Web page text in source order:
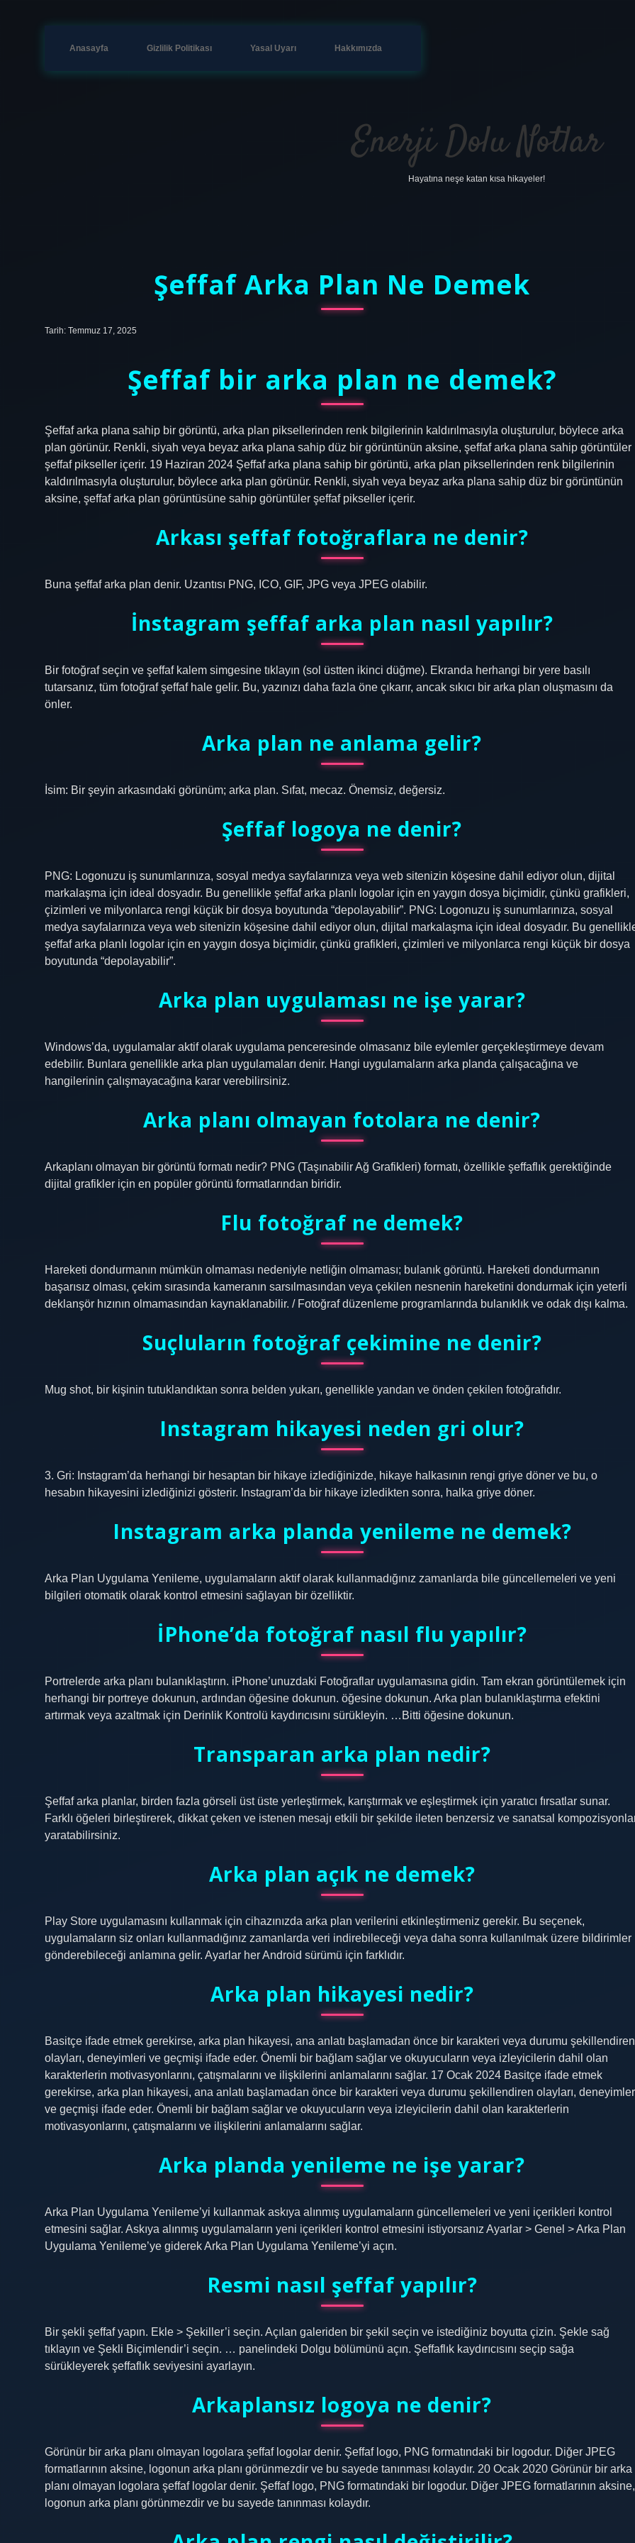
Anasayfa Gizlilik Politikası Yasal Uyarı Hakkımızda
Enerji Dolu Notlar
Hayatına neşe katan kısa hikayeler!
Şeffaf Arka Plan Ne Demek
Tarih: Temmuz 17, 2025
Şeffaf bir arka plan ne demek?
Şeffaf arka plana sahip bir görüntü, arka plan piksellerinden renk bilgilerinin kaldırılmasıyla oluşturulur, böylece arka
plan görünür. Renkli, siyah veya beyaz arka plana sahip düz bir görüntünün aksine, şeffaf arka plana sahip görüntüler
şeffaf pikseller içerir. 19 Haziran 2024 Şeffaf arka plana sahip bir görüntü, arka plan piksellerinden renk bilgilerinin
kaldırılmasıyla oluşturulur, böylece arka plan görünür. Renkli, siyah veya beyaz arka plana sahip düz bir görüntünün
aksine, şeffaf arka plan görüntüsüne sahip görüntüler şeffaf pikseller içerir.
Arkası şeffaf fotoğraflara ne denir?
Buna şeffaf arka plan denir. Uzantısı PNG, ICO, GIF, JPG veya JPEG olabilir.
İnstagram şeffaf arka plan nasıl yapılır?
Bir fotoğraf seçin ve şeffaf kalem simgesine tıklayın (sol üstten ikinci düğme). Ekranda herhangi bir yere basılı
tutarsanız, tüm fotoğraf şeffaf hale gelir. Bu, yazınızı daha fazla öne çıkarır, ancak sıkıcı bir arka plan oluşmasını da
önler.
Arka plan ne anlama gelir?
İsim: Bir şeyin arkasındaki görünüm; arka plan. Sıfat, mecaz. Önemsiz, değersiz.
Şeffaf logoya ne denir?
PNG: Logonuzu iş sunumlarınıza, sosyal medya sayfalarınıza veya web sitenizin köşesine dahil ediyor olun, dijital
markalaşma için ideal dosyadır. Bu genellikle şeffaf arka planlı logolar için en yaygın dosya biçimidir, çünkü grafikleri,
çizimleri ve milyonlarca rengi küçük bir dosya boyutunda “depolayabilir”. PNG: Logonuzu iş sunumlarınıza, sosyal
medya sayfalarınıza veya web sitenizin köşesine dahil ediyor olun, dijital markalaşma için ideal dosyadır. Bu
şeffaf arka planlı logolar için en yaygın dosya biçimidir, çünkü grafikleri, çizimleri ve milyonlarca rengi küçük bir dosya
boyutunda “depolayabilir”.
Arka plan uygulaması ne işe yarar?
Windows’da, uygulamalar aktif olarak uygulama penceresinde olmasanız bile eylemler gerçekleştirmeye devam
edebilir. Bunlara genellikle arka plan uygulamaları denir. Hangi uygulamaların arka planda çalışacağına ve
hangilerinin çalışmayacağına karar verebilirsiniz.
Arka planı olmayan fotolara ne denir?
Arkaplanı olmayan bir görüntü formatı nedir? PNG (Taşınabilir Ağ Grafikleri) formatı, özellikle şeffaflık gerektiğinde
dijital grafikler için en popüler görüntü formatlarından biridir.
Flu fotoğraf ne demek?
Hareketi dondurmanın mümkün olmaması nedeniyle netliğin olmaması; bulanık görüntü. Hareketi dondurmanın
başarısız olması, çekim sırasında kameranın sarsılmasından veya çekilen nesnenin hareketini dondurmak için yeterli
deklanşör hızının olmamasından kaynaklanabilir. / Fotoğraf düzenleme programlarında bulanıklık ve odak dışı kalma.
Suçluların fotoğraf çekimine ne denir?
Mug shot, bir kişinin tutuklandıktan sonra belden yukarı, genellikle yandan ve önden çekilen fotoğrafıdır.
Instagram hikayesi neden gri olur?
3. Gri: Instagram’da herhangi bir hesaptan bir hikaye izlediğinizde, hikaye halkasının rengi griye döner ve bu, o
hesabın hikayesini izlediğinizi gösterir. Instagram’da bir hikaye izledikten sonra, halka griye döner.
Instagram arka planda yenileme ne demek?
Arka Plan Uygulama Yenileme, uygulamaların aktif olarak kullanmadığınız zamanlarda bile güncellemeleri ve yeni
bilgileri otomatik olarak kontrol etmesini sağlayan bir özelliktir.
İPhone’da fotoğraf nasıl flu yapılır?
Portrelerde arka planı bulanıklaştırın. iPhone’unuzdaki Fotoğraflar uygulamasına gidin. Tam ekran görüntülemek için
herhangi bir portreye dokunun, ardından öğesine dokunun. öğesine dokunun. Arka plan bulanıklaştırma efektini
artırmak veya azaltmak için Derinlik Kontrolü kaydırıcısını sürükleyin. …Bitti öğesine dokunun.
Transparan arka plan nedir?
Şeffaf arka planlar, birden fazla görseli üst üste yerleştirmek, karıştırmak ve eşleştirmek için yaratıcı fırsatlar sunar.
Farklı öğeleri birleştirerek, dikkat çeken ve istenen mesajı etkili bir şekilde ileten benzersiz ve sanatsal
yaratabilirsiniz.
Arka plan açık ne demek?
Play Store uygulamasını kullanmak için cihazınızda arka plan verilerini etkinleştirmeniz gerekir. Bu seçenek,
uygulamaların siz onları kullanmadığınız zamanlarda veri indirebileceği veya daha sonra kullanılmak üzere bildirimler
gönderebileceği anlamına gelir. Ayarlar her Android sürümü için farklıdır.
Arka plan hikayesi nedir?
Basitçe ifade etmek gerekirse, arka plan hikayesi, ana anlatı başlamadan önce bir karakteri veya durumu şekillendiren
olayları, deneyimleri ve geçmişi ifade eder. Önemli bir bağlam sağlar ve okuyucuların veya izleyicilerin dahil olan
karakterlerin motivasyonlarını, çatışmalarını ve ilişkilerini anlamalarını sağlar. 17 Ocak 2024 Basitçe ifade etmek
gerekirse, arka plan hikayesi, ana anlatı başlamadan önce bir karakteri veya durumu şekillendiren olayları,
ve geçmişi ifade eder. Önemli bir bağlam sağlar ve okuyucuların veya izleyicilerin dahil olan karakterlerin
motivasyonlarını, çatışmalarını ve ilişkilerini anlamalarını sağlar.
Arka planda yenileme ne işe yarar?
Arka Plan Uygulama Yenileme’yi kullanmak askıya alınmış uygulamaların güncellemeleri ve yeni içerikleri kontrol
etmesini sağlar. Askıya alınmış uygulamaların yeni içerikleri kontrol etmesini istiyorsanız Ayarlar > Genel > Arka Plan
Uygulama Yenileme’ye giderek Arka Plan Uygulama Yenileme’yi açın.
Resmi nasıl şeffaf yapılır?
Bir şekli şeffaf yapın. Ekle > Şekiller’i seçin. Açılan galeriden bir şekil seçin ve istediğiniz boyutta çizin. Şekle sağ
tıklayın ve Şekli Biçimlendir’i seçin. … panelindeki Dolgu bölümünü açın. Şeffaflık kaydırıcısını seçip sağa
sürükleyerek şeffaflık seviyesini ayarlayın.
Arkaplansız logoya ne denir?
Görünür bir arka planı olmayan logolara şeffaf logolar denir. Şeffaf logo, PNG formatındaki bir logodur. Diğer JPEG
formatlarının aksine, logonun arka planı görünmezdir ve bu sayede tanınması kolaydır. 20 Ocak 2020 Görünür bir arka
planı olmayan logolara şeffaf logolar denir. Şeffaf logo, PNG formatındaki bir logodur. Diğer JPEG formatlarının aksine,
logonun arka planı görünmezdir ve bu sayede tanınması kolaydır.